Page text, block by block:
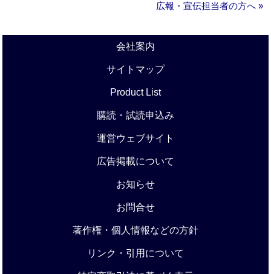
広報・宣伝担当者の方へ »
会社案内
サイトマップ
Product List
購読・試読申込み
運営ウェブサイト
広告掲載について
お知らせ
お問合せ
著作権・個人情報などの方針
リンク・引用について